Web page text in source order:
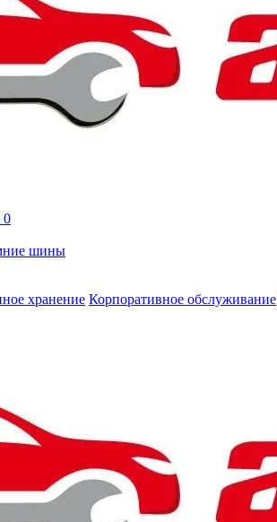
0
шины
хранение Корпоративное обслуживание